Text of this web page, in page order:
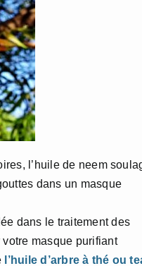
l’huile de neem
dans un masque
dans le traitement des
masque purifiant
l’huile d’arbre à thé ou